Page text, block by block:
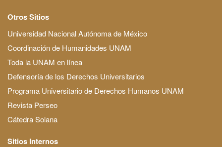
Otros Sitios
Universidad Nacional Autónoma de México
Coordinación de Humanidades UNAM
Toda la UNAM en línea
Defensoría de los Derechos Universitarios
Programa Universitario de Derechos Humanos UNAM
Revista Perseo
Cátedra Solana
Sitios Internos